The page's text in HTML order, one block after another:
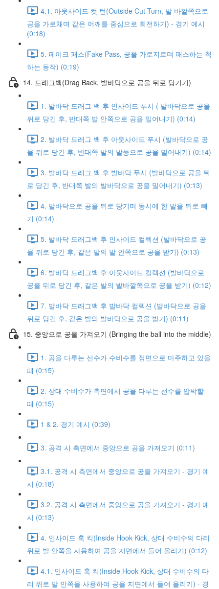
4.1. 아웃사이드 컷 턴(Outside Cut Turn, 발 바깥쪽으로
공을 가로채며 같은 어깨를 중심으로 회전하기) - 경기 예시
(0:18)
5. 페이크 패스(Fake Pass, 공을 가로지르며 패스하는 척
하는 동작) (0:19)
14. 드래그백(Drag Back, 발바닥으로 공을 뒤로 당기기)
1. 발바닥 드래그 백 후 인사이드 푸시 ( 발바닥으로 공을
뒤로 당긴 후, 반대쪽 발 안쪽으로 공을 밀어내기) (0:14)
2. 발바닥 드래그 백 후 아웃사이드 푸시 (발바닥으로 공
을 뒤로 당긴 후, 반대쪽 발의 발등으로 공을 밀어내기) (0:14)
3. 발바닥 드래그 백 후 발바닥 푸시 (발바닥으로 공을 뒤
로 당긴 후, 반대쪽 발의 발바닥으로 공을 밀어내기) (0:13)
4. 발바닥으로 공을 뒤로 당기며 동시에 한 발을 뒤로 빼
기 (0:14)
5. 발바닥 드래그백 후 인사이드 컬렉션 (발바닥으로 공
을 뒤로 당긴 후, 같은 발의 발 안쪽으로 공을 받기) (0:13)
6. 발바닥 드래그백 후 아웃사이드 컬렉션 (발바닥으로
공을 뒤로 당긴 후, 같은 발의 발바깥쪽으로 공을 받기) (0:12)
7. 발바닥 드래그백 후 발바닥 컬렉션 (발바닥으로 공을
뒤로 당긴 후, 같은 발의 발바닥으로 공을 받기) (0:11)
15. 중앙으로 공을 가져오기 (Bringing the ball into the middle)
1. 공을 다루는 선수가 수비수를 정면으로 마주하고 있을
때 (0:15)
2. 상대 수비수가 측면에서 공을 다루는 선수를 압박할
때 (0:15)
1 & 2. 경기 예시 (0:39)
3. 공격 시 측면에서 중앙으로 공을 가져오기 (0:11)
3.1. 공격 시 측면에서 중앙으로 공을 가져오기 - 경기 예
시 (0:18)
3.2. 공격 시 측면에서 중앙으로 공을 가져오기 - 경기 예
시 (0:13)
4. 인사이드 훅 킥(Inside Hook Kick, 상대 수비수의 다리
위로 발 안쪽을 사용하여 공을 지면에서 들어 올리기) (0:12)
4.1. 인사이드 훅 킥(Inside Hook Kick, 상대 수비수의 다
리 위로 발 안쪽을 사용하여 공을 지면에서 들어 올리기) - 경